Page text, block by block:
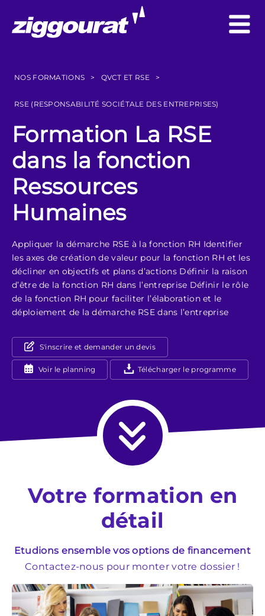
NOS FORMATIONS > QVCT ET RSE >
RSE (RESPONSABILITÉ SOCIÉTALE DES ENTREPRISES)
Formation La RSE
dans la fonction
Ressources
Humaines
Appliquer la démarche RSE à la fonction RH Identifier
les axes de création de valeur pour la fonction RH et les
décliner en objectifs et plans d’actions Définir la raison
d’être de la fonction RH dans l’entreprise Définir le rôle
de la fonction RH pour faciliter l’élaboration et le
déploiement de la démarche RSE dans l’entreprise
S'inscrire et demander un devis
Voir le planning Télécharger le programme
Votre formation en
détail
Etudions ensemble vos options de financement
Contactez-nous pour monter votre dossier !